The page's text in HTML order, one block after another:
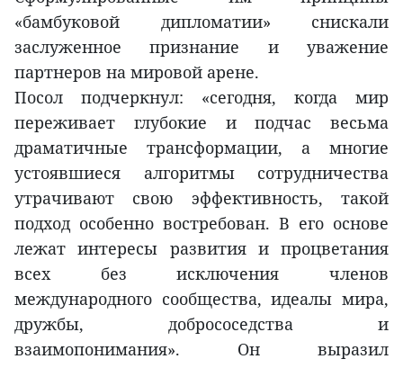
«бамбуковой дипломатии» снискали
заслуженное признание и уважение
партнеров на мировой арене.
Посол подчеркнул: «сегодня, когда мир
переживает глубокие и подчас весьма
драматичные трансформации, а многие
устоявшиеся алгоритмы сотрудничества
утрачивают свою эффективность, такой
подход особенно востребован. В его основе
лежат интересы развития и процветания
всех без исключения членов
международного сообщества, идеалы мира,
дружбы, добрососедства и
взаимопонимания». Он выразил